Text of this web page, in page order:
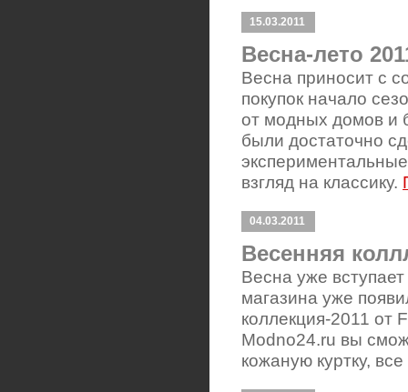
15.03.2011
Весна-лето
Весна приносит с
покупок начало
от модных домов и
были достаточно
взгляд на классику.
04.03.2011
Весенняя
Весна уже
магазина уже
коллекция-2011 от
Modno24.ru вы
кожаную куртку,